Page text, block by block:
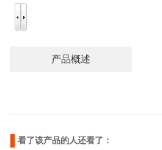
产品概述
看了该产品的人还看了：